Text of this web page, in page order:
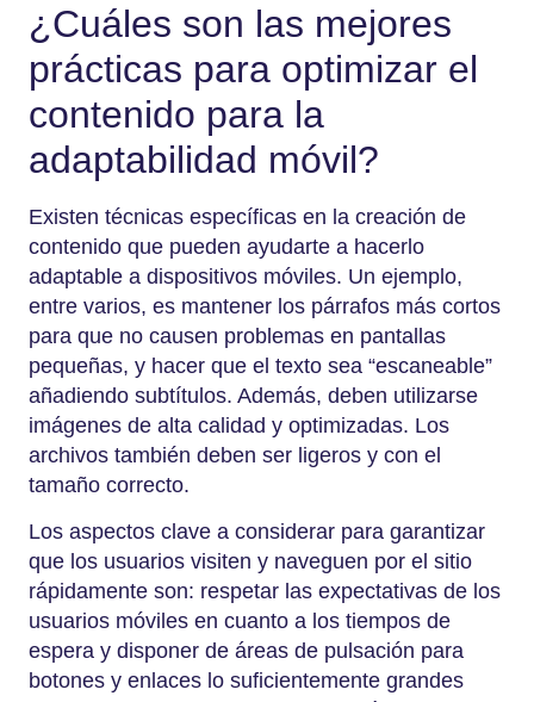
¿Cuáles son las mejores
prácticas para optimizar el
contenido para la
adaptabilidad móvil?
Existen técnicas específicas en la creación de
contenido que pueden ayudarte a hacerlo
adaptable a dispositivos móviles. Un ejemplo,
entre varios, es mantener los párrafos más cortos
para que no causen problemas en pantallas
pequeñas, y hacer que el texto sea “escaneable”
añadiendo subtítulos. Además, deben utilizarse
imágenes de alta calidad y optimizadas. Los
archivos también deben ser ligeros y con el
tamaño correcto.
Los aspectos clave a considerar para garantizar
que los usuarios visiten y naveguen por el sitio
rápidamente son: respetar las expectativas de los
usuarios móviles en cuanto a los tiempos de
espera y disponer de áreas de pulsación para
botones y enlaces lo suficientemente grandes